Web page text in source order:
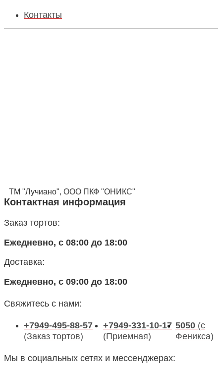
Контакты
ТМ "Лучиано", ООО ПКФ "ОНИКС"
Контактная информация
Заказ тортов:
Ежедневно, с 08:00 до 18:00
Доставка:
Ежедневно, с 09:00 до 18:00
Свяжитесь с нами:
+7949-495-88-57
(Заказ тортов)
+7949-331-10-17
(Приемная)
5050 (с
Феникса)
Мы в социальных сетях и мессенджерах: